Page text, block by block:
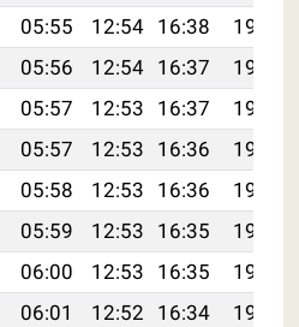
05:55 12:54 16:38
19:43
05:56 12:54 16:37
19:42
05:57 12:53 16:37
19:41
05:57 12:53 16:36
19:39
05:58 12:53 16:36
19:38
05:59 12:53 16:35
19:37
06:00 12:53 16:35
19:35
06:01 12:52 16:34
19:34